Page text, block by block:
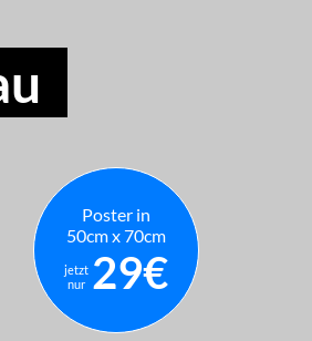
Poster in
50cm x 70cm
jetzt
nur 29€